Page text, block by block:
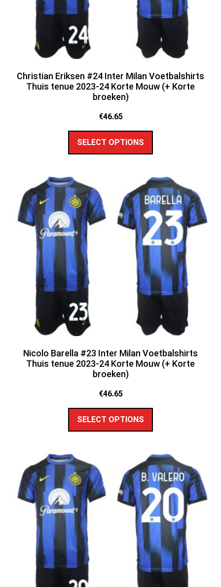
Christian Eriksen #24 Inter Milan Voetbalshirts
Thuis tenue 2023-24 Korte Mouw (+ Korte
broeken)
€46.65
SELECT OPTIONS
Nicolo Barella #23 Inter Milan Voetbalshirts
Thuis tenue 2023-24 Korte Mouw (+ Korte
broeken)
€46.65
SELECT OPTIONS